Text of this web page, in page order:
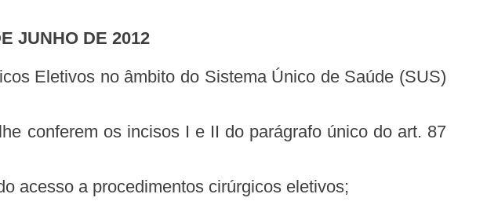
JUNHO DE 2012
conferem os incisos I e II do parágrafo único do art. 87
acesso a procedimentos cirúrgicos eletivos;